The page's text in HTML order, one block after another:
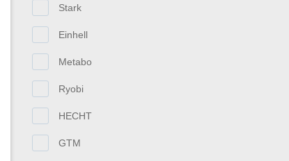
Stark
Einhell
Metabo
Ryobi
HECHT
GTM